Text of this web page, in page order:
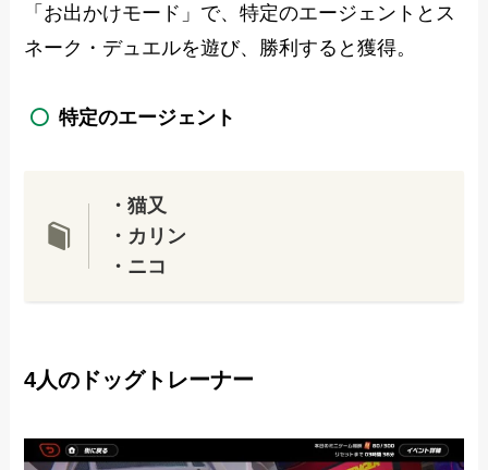
「お出かけモード」で、特定のエージェントとス
ネーク・デュエルを遊び、勝利すると獲得。
特定のエージェント
・猫又
・カリン
・ニコ
4人のドッグトレーナー